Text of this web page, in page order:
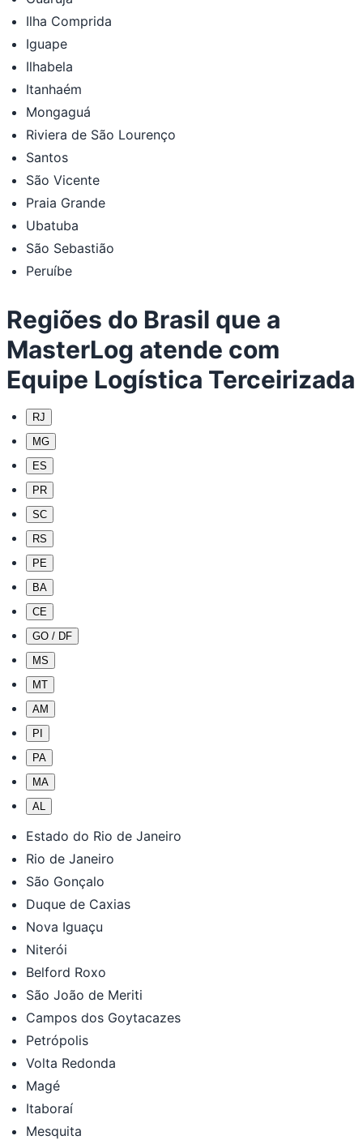
Ilha Comprida
Iguape
Ilhabela
Itanhaém
Mongaguá
Riviera de São Lourenço
Santos
São Vicente
Praia Grande
Ubatuba
São Sebastião
Peruíbe
Regiões do Brasil que a
MasterLog atende com
Equipe Logística Terceirizada
RJ
MG
ES
PR
SC
RS
PE
BA
CE
GO / DF
MS
MT
AM
PI
PA
MA
AL
Estado do Rio de Janeiro
Rio de Janeiro
São Gonçalo
Duque de Caxias
Nova Iguaçu
Niterói
Belford Roxo
São João de Meriti
Campos dos Goytacazes
Petrópolis
Volta Redonda
Magé
Itaboraí
Mesquita